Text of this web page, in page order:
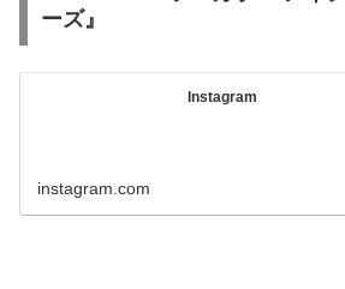
ーズ』
Instagram
instagram.com